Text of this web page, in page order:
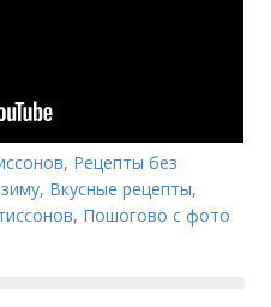
, Рецепты без
, Вкусные рецепты,
, Пошогово с фото